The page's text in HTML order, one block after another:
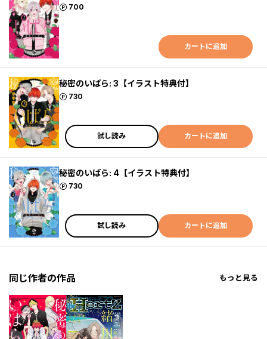
700
ポイント
カートに追加
秘密のいばら: 3【イラスト特典付】
730
ポイント
試し読み カートに追加
秘密のいばら: 4【イラスト特典付】
730
ポイント
試し読み カートに追加
同じ作者の作品 もっと見る